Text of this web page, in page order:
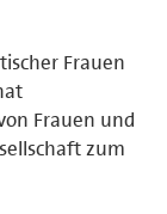
Frauen
Frauen und
zum